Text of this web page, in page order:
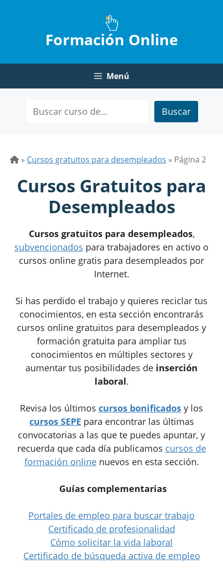
Formación Online
Menú
Buscar
» Cursos gratuitos para desempleados » Página 2
Cursos Gratuitos para
Desempleados
Cursos gratuitos para desempleados,
subvencionados para trabajadores en activo o
cursos online gratis para desempleados por
Internet.
Si has perdido el trabajo y quieres reciclar tus
conocimientos, en esta sección encontrarás
cursos online gratuitos para desempleados y
formación gratuita para ampliar tus
conocimientos en múltiples sectores y
aumentar tus posibilidades de inserción
laboral.
Revisa los últimos cursos bonificados y los
cursos SEPE para encontrar las últimas
convocatorias a las que te puedes apuntar, y
recuerda que cada día publicamos cursos de
formación onlinenuevos en esta sección.
Guías complementarias
Portales de empleo para buscar trabajo
Certificado de profesionalidad
Cómo solicitar la vida laboral
Certificado de búsqueda activa de empleo